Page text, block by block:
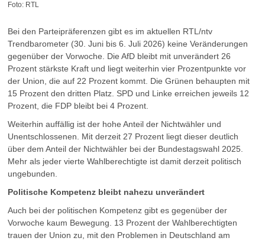
Foto: RTL
Bei den Parteipräferenzen gibt es im aktuellen RTL/ntv
Trendbarometer (30. Juni bis 6. Juli 2026) keine Veränderungen
gegenüber der Vorwoche. Die AfD bleibt mit unverändert 26
Prozent stärkste Kraft und liegt weiterhin vier Prozentpunkte vor
der Union, die auf 22 Prozent kommt. Die Grünen behaupten mit
15 Prozent den dritten Platz. SPD und Linke erreichen jeweils 12
Prozent, die FDP bleibt bei 4 Prozent.
Weiterhin auffällig ist der hohe Anteil der Nichtwähler und
Unentschlossenen. Mit derzeit 27 Prozent liegt dieser deutlich
über dem Anteil der Nichtwähler bei der Bundestagswahl 2025.
Mehr als jeder vierte Wahlberechtigte ist damit derzeit politisch
ungebunden.
Politische Kompetenz bleibt nahezu unverändert
Auch bei der politischen Kompetenz gibt es gegenüber der
Vorwoche kaum Bewegung. 13 Prozent der Wahlberechtigten
trauen der Union zu, mit den Problemen in Deutschland am